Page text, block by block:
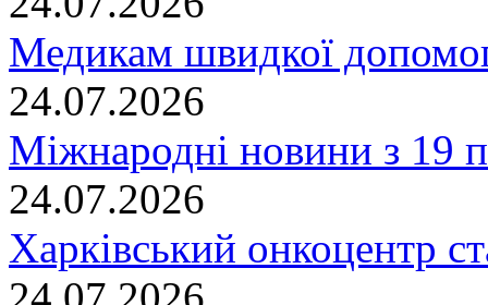
Медикам швидкої
24.07.2026
Міжнародні новини з 19
24.07.2026
Харківський онкоцентр